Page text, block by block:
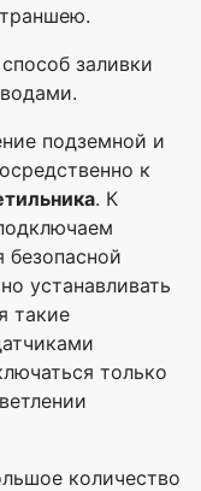
заливки
подземной и
к
. К
безопасной
устанавливать
такие
только
количество